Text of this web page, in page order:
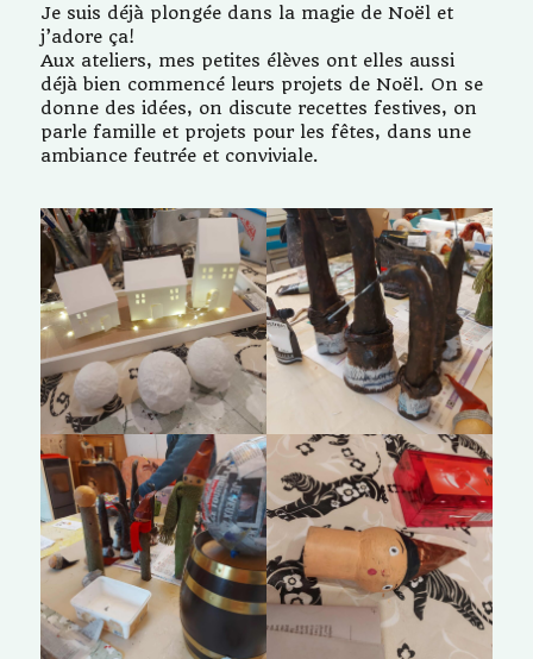
Je suis déjà plongée dans la magie de Noël et
j’adore ça!
Aux ateliers, mes petites élèves ont elles aussi
déjà bien commencé leurs projets de Noël. On se
donne des idées, on discute recettes festives, on
parle famille et projets pour les fêtes, dans une
ambiance feutrée et conviviale.